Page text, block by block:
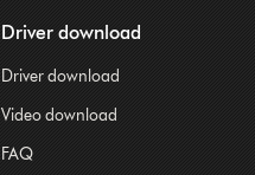
Driver download
Driver download
Video download
FAQ